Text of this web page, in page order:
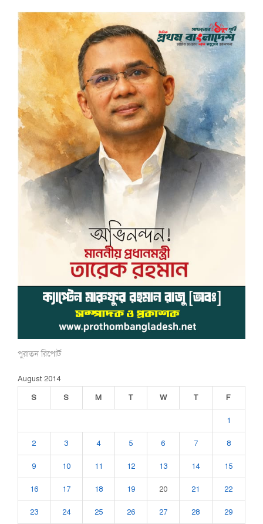
পুরাতন রিপোর্ট
August 2014
S
S M T W T F
1
2 3 4 5 6 7 8
9 10 11 12 13 14 15
16 17 18 19 20 21 22
23 24 25 26 27 28 29